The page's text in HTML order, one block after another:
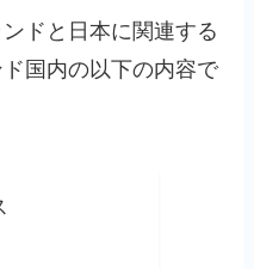
ドと日本に関連する
国内の以下の内容で